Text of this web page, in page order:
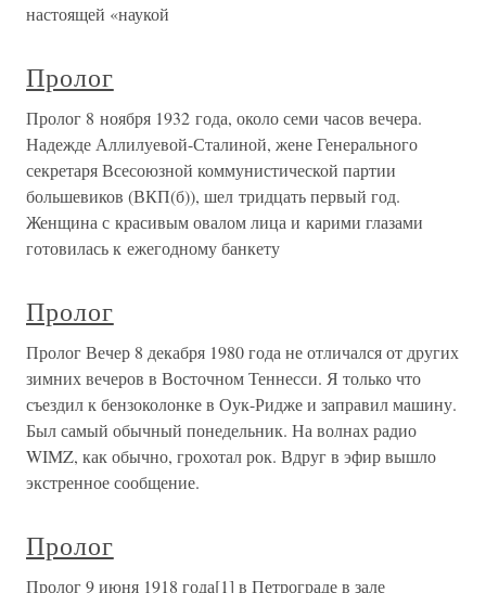
настоящей «наукой
Пролог
Пролог 8 ноября 1932 года, около семи часов вечера.
Надежде Аллилуевой-Сталиной, жене Генерального
секретаря Всесоюзной коммунистической партии
большевиков (ВКП(б)), шел тридцать первый год.
Женщина с красивым овалом лица и карими глазами
готовилась к ежегодному банкету
Пролог
Пролог Вечер 8 декабря 1980 года не отличался от других
зимних вечеров в Восточном Теннесси. Я только что
съездил к бензоколонке в Оук-Ридже и заправил машину.
Был самый обычный понедельник. На волнах радио
WIMZ, как обычно, грохотал рок. Вдруг в эфир вышло
экстренное сообщение.
Пролог
Пролог 9 июня 1918 года[1] в Петрограде в зале